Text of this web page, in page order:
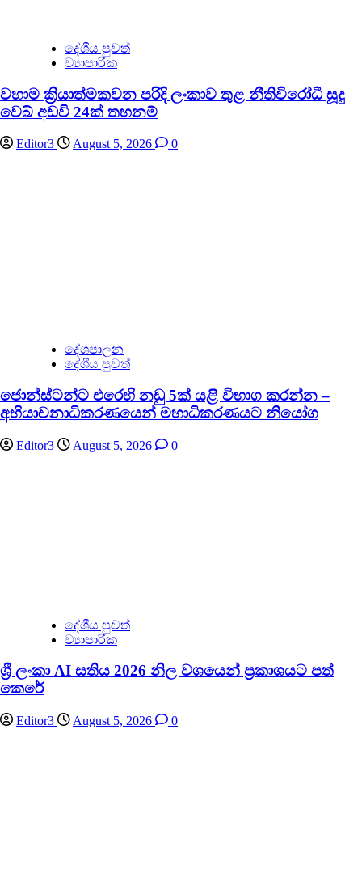
දේශීය පුවත්
ව්‍යාපාරික
වහාම ක්‍රියාත්මකවන පරිදි ලංකාව තුළ නීතිවිරෝධී සූදු
වෙබ් අඩවි 24ක් තහනම්
Editor3 August 5, 2026 0
දේශපාලන
දේශීය පුවත්
ජොන්ස්ටන්ට එරෙහි නඩු 5ක් යළි විභාග කරන්න –
අභියාචනාධිකරණයෙන් මහාධිකරණයට නියෝග
Editor3 August 5, 2026 0
දේශීය පුවත්
ව්‍යාපාරික
ශ්‍රී ලංකා AI සතිය 2026 නිල වශයෙන් ප්‍රකාශයට පත්
කෙරේ
Editor3 August 5, 2026 0